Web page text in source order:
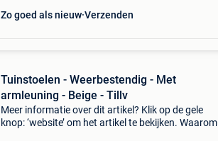
Zo goed als nieuw Verzenden
Tuinstoelen - Weerbestendig - Met
armleuning - Beige - Tillv
Meer informatie over dit artikel? Klik op de gele
knop: ‘website’ om het artikel te bekijken. Waarom